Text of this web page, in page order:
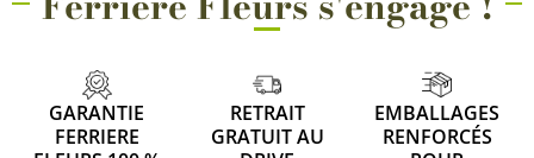
GARANTIE
FERRIERE
RETRAIT
GRATUIT AU
EMBALLAGES
RENFORCÉS